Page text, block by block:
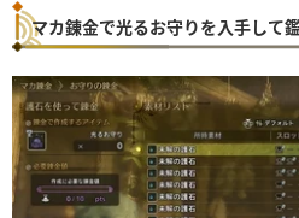
マカ錬金で光るお守りを入手して